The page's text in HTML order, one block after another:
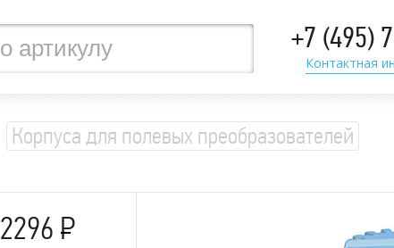
+7 (495)
Контактная
Корпуса для полевых преобразователей
2296 Р